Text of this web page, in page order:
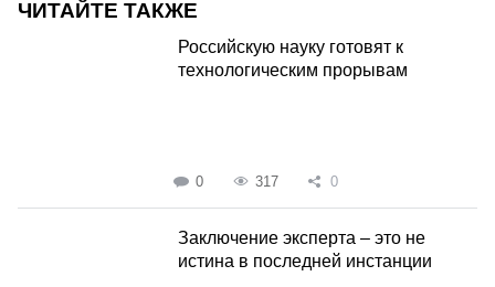
ЧИТАЙТЕ ТАКЖЕ
Российскую науку готовят к
технологическим прорывам
0 317 0
Заключение эксперта – это не
истина в последней инстанции